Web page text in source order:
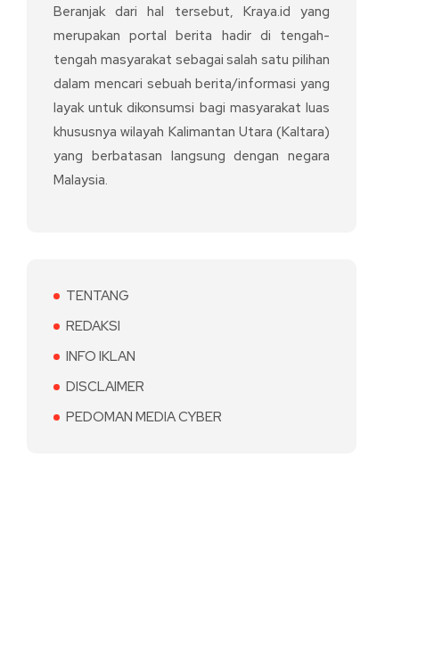
Beranjak dari hal tersebut, Kraya.id yang
merupakan portal berita hadir di tengah-
tengah masyarakat sebagai salah satu pilihan
dalam mencari sebuah berita/informasi yang
layak untuk dikonsumsi bagi masyarakat luas
khususnya wilayah Kalimantan Utara (Kaltara)
yang berbatasan langsung dengan negara
Malaysia.
TENTANG
REDAKSI
INFO IKLAN
DISCLAIMER
PEDOMAN MEDIA CYBER